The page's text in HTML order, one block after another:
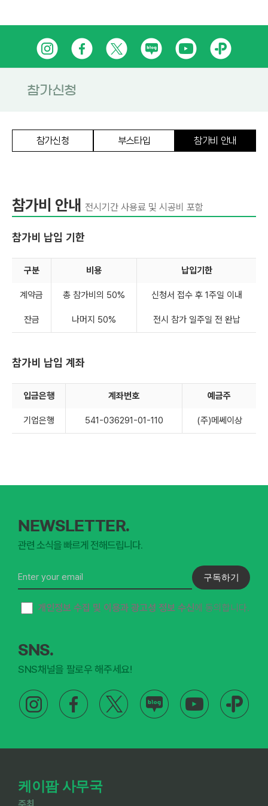
인
스
타
램
페
이
스
트
위
네
이
로
유
튜
카
카
플
참가신청
참가신청 부스타입 참가비 안내
참가비 안내 전시기간 사용료 및 시공비 포함
참가비 납입 기한
구분 비용 납입기한
계약금 총 참가비의 50% 신청서 접수 후 1주일 이내
잔금 나머지 50% 전시 참가 일주일 전 완납
참가비 납입 계좌
입금은행 계좌번호 예금주
기업은행 541-036291-01-110 (주)메쎄이상
NEWSLETTER.
관련 소식을 빠르게 전해드립니다.
구독하기
개인정보 수집 및 이용과 광고성 정보 수신에 동의합니다.
SNS.
SNS채널을 팔로우 해주세요!
케이팜 사무국